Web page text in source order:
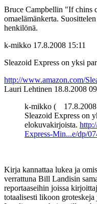
Bruce Campbellin "If chins
omaelämänkerta.
henkilönä.
k-mikko 17.8.2008 15:11
Sleazoid Express on yksi
http://www.amazon.com/
Lauri Lehtinen 18.8.2008
k-mikko (
Sleazoid Express on
elokuvakirjoista.
Express-Min...e/dp/
Kirja kannattaa lukea ja
verrattuna Bill Landisin
reportaaseihin joissa
totaalisesti likoon